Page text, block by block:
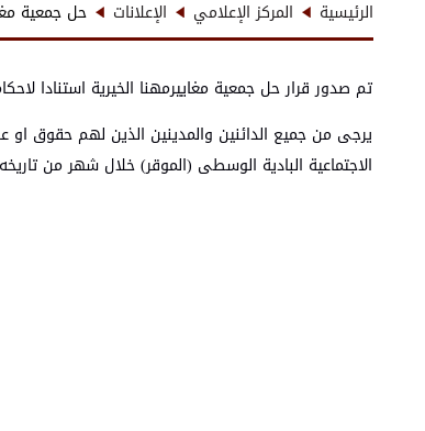
الرئيسية المركز الإعلامي الإعلانات حل جمعية
تم صدور قرار حل جمعية مغاييرمهنا الخيرية استنادا لاحكام المادة 11/ب من النظام المحدد لاحكام الانظمة الاساسية للجمعيات رقم 57
يرجى من جميع الدائنين والمدينين الذين لهم حقوق او
الاجتماعية البادية الوسطى (الموقر) خلال شهر من